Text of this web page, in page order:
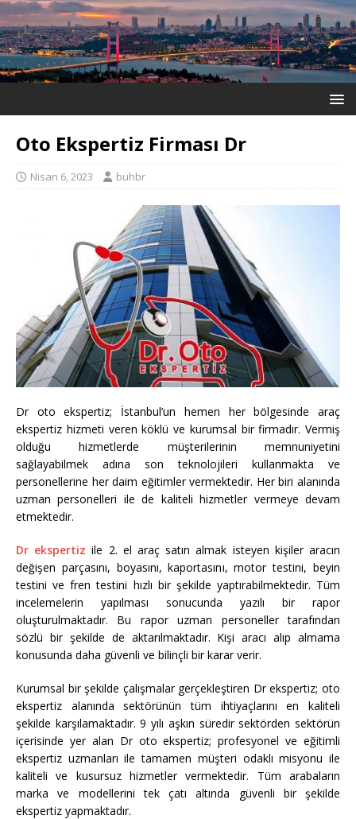
Oto Ekspertiz Firması Dr
Nisan 6, 2023 buhbr
Dr oto ekspertiz; İstanbul’un hemen her bölgesinde araç
ekspertiz hizmeti veren köklü ve kurumsal bir firmadır. Vermiş
olduğu hizmetlerde müşterilerinin memnuniyetini
sağlayabilmek adına son teknolojileri kullanmakta ve
personellerine her daim eğitimler vermektedir. Her biri alanında
uzman personelleri ile de kaliteli hizmetler vermeye devam
etmektedir.
Dr ekspertiz ile 2. el araç satın almak isteyen kişiler aracın
değişen parçasını, boyasını, kaportasını, motor testini, beyin
testini ve fren testini hızlı bir şekilde yaptırabilmektedir. Tüm
incelemelerin yapılması sonucunda yazılı bir rapor
oluşturulmaktadır. Bu rapor uzman personeller tarafından
sözlü bir şekilde de aktarılmaktadır. Kişi aracı alıp almama
konusunda daha güvenli ve bilinçli bir karar verir.
Kurumsal bir şekilde çalışmalar gerçekleştiren Dr ekspertiz; oto
ekspertiz alanında sektörünün tüm ihtiyaçlarını en kaliteli
şekilde karşılamaktadır. 9 yılı aşkın süredir sektörden sektörün
içerisinde yer alan Dr oto ekspertiz; profesyonel ve eğitimli
ekspertiz uzmanları ile tamamen müşteri odaklı misyonu ile
kaliteli ve kusursuz hizmetler vermektedir. Tüm arabaların
marka ve modellerini tek çatı altında güvenli bir şekilde
ekspertiz yapmaktadır.